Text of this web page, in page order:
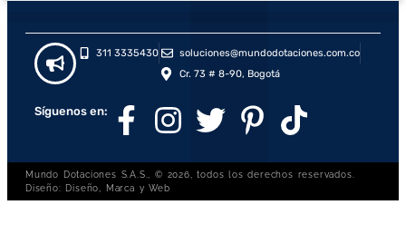
311 3335430
soluciones@mundodotaciones.com.co
Cr. 73 # 8-90, Bogotá
Síguenos en:
Mundo Dotaciones S.A.S., © 2026, todos los derechos reservados.
Diseño: Diseño, Marca y Web